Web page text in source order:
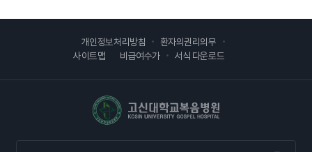
개인정보처리방침
환자의권리의무
사이트맵
비급여수가 서식 다운로드